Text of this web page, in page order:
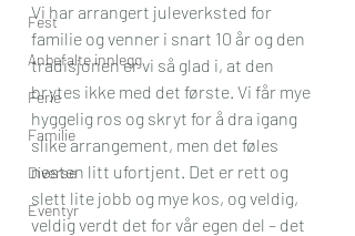
Fest
Anbefalte innlegg
Ferie
Familie
Diverse
Eventyr
Vi har arrangert juleverksted for
familie og venner i snart 10 år og den
tradisjonen er vi så glad i, at den
brytes ikke med det første. Vi får mye
hyggelig ros og skryt for å dra igang
slike arrangement, men det føles
nesten litt ufortjent. Det er rett og
slett lite jobb og mye kos, og veldig,
veldig verdt det for vår egen del – det